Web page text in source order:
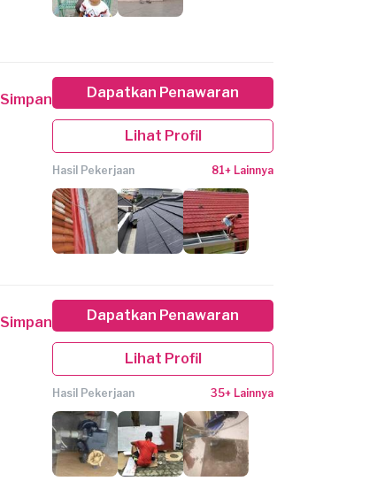
Simpan Dapatkan Penawaran
Lihat Profil
Hasil Pekerjaan 81+ Lainnya
Simpan Dapatkan Penawaran
Lihat Profil
Hasil Pekerjaan 35+ Lainnya